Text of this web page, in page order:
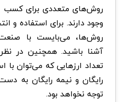
روش‌های متعددی برای کسب
وجود دارند. برای استفاده و
روش‌ها، می‌بایست با
آشنا باشید. همچنین در
تعداد ارزهایی که می‌توان با
رایگان و نیمه رایگان به
توجه نخواهد بود.